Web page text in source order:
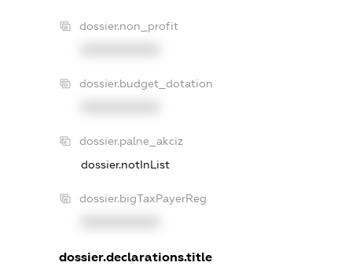
dossier.non_profit
dossier.budget_dotation
dossier.palne_akciz
dossier.notInList
dossier.bigTaxPayerReg
dossier.declarations.title